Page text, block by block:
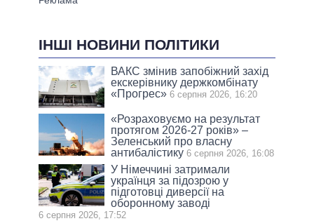
ІНШІ НОВИНИ ПОЛІТИКИ
ВАКС змінив запобіжний захід
екскерівнику держкомбінату
«Прогрес» 6 серпня 2026, 16:20
«Розраховуємо на результат
протягом 2026-27 років» –
Зеленський про власну
антибалістику 6 серпня 2026, 16:08
У Німеччині затримали
українця за підозрою у
підготовці диверсії на
оборонному заводі
6 серпня 2026, 17:52